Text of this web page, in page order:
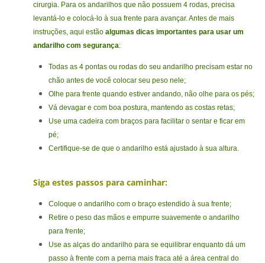
cirurgia. Para os andarilhos que não possuem 4 rodas, precisa
levantá-lo e colocá-lo à sua frente para avançar. Antes de mais
instruções, aqui estãoalgumas dicas importantes para usar um
andarilho com segurança:
Todas as 4 pontas ou rodas do seu andarilho precisam estar no
chão antes de você colocar seu peso nele;
Olhe para frente quando estiver andando, não olhe para os pés;
Vá devagar e com boa postura, mantendo as costas retas;
Use uma cadeira com braços para facilitar o sentar e ficar em
pé;
Certifique-se de que o andarilho está ajustado à sua altura.
Siga estes passos para caminhar:
Coloque o andarilho com o braço estendido à sua frente;
Retire o peso das mãos e empurre suavemente o andarilho
para frente;
Use as alças do andarilho para se equilibrar enquanto dá um
passo à frente com a perna mais fraca até a área central do